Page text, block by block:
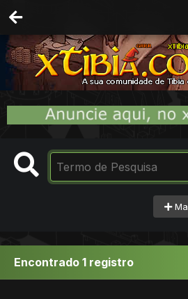
Encontrado 1 registro